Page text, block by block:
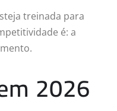
treinada para
é: a
2026